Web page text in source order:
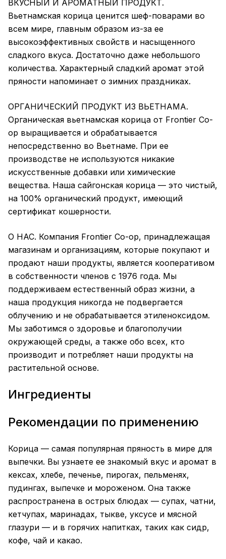
ВКУСНЫЙ И АРОМАТНЫЙ ПРОДУКТ.
Вьетнамская корица ценится шеф-поварами во
всем мире, главным образом из-за ее
высокоэффективных свойств и насыщенного
сладкого вкуса. Достаточно даже небольшого
количества. Характерный сладкий аромат этой
пряности напоминает о зимних праздниках.
ОРГАНИЧЕСКИЙ ПРОДУКТ ИЗ ВЬЕТНАМА.
Органическая вьетнамская корица от Frontier Co-
op выращивается и обрабатывается
непосредственно во Вьетнаме. При ее
производстве не используются никакие
искусственные добавки или химические
вещества. Наша сайгонская корица — это чистый,
на 100% органический продукт, имеющий
сертификат кошерности.
О НАС. Компания Frontier Co-op, принадлежащая
магазинам и организациям, которые покупают и
продают наши продукты, является кооперативом
в собственности членов с 1976 года. Мы
поддерживаем естественный образ жизни, а
наша продукция никогда не подвергается
облучению и не обрабатывается этиленоксидом.
Мы заботимся о здоровье и благополучии
окружающей среды, а также обо всех, кто
производит и потребляет наши продукты на
растительной основе.
Ингредиенты
Рекомендации по применению
Корица — самая популярная пряность в мире для
выпечки. Вы узнаете ее знакомый вкус и аромат в
кексах, хлебе, печенье, пирогах, пельменях,
пудингах, выпечке и мороженом. Она также
распространена в острых блюдах — супах, чатни,
кетчупах, маринадах, тыкве, уксусе и мясной
глазури — и в горячих напитках, таких как сидр,
кофе, чай и какао.